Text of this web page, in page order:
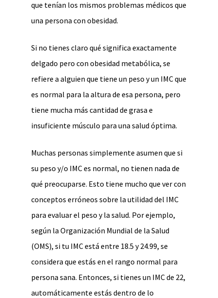
que tenían los mismos problemas médicos que
una persona con obesidad.
Si no tienes claro qué significa exactamente
delgado pero con obesidad metabólica, se
refiere a alguien que tiene un peso y un IMC que
es normal para la altura de esa persona, pero
tiene mucha más cantidad de grasa e
insuficiente músculo para una salud óptima.
Muchas personas simplemente asumen que si
su peso y/o IMC es normal, no tienen nada de
qué preocuparse. Esto tiene mucho que ver con
conceptos erróneos sobre la utilidad del IMC
para evaluar el peso y la salud. Por ejemplo,
según la Organización Mundial de la Salud
(OMS), si tu IMC está entre 18.5 y 24.99, se
considera que estás en el rango normal para
persona sana. Entonces, si tienes un IMC de 22,
automáticamente estás dentro de lo